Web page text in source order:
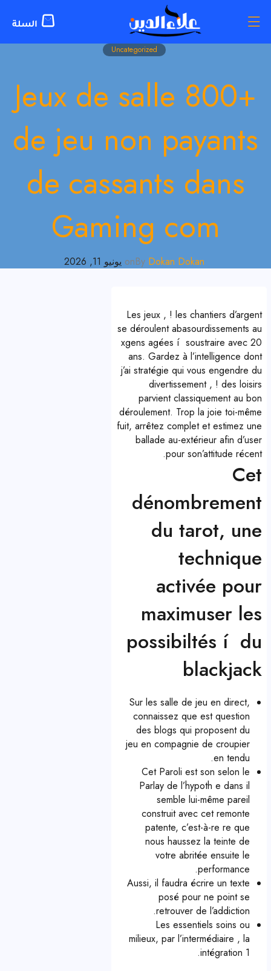
Uncategorized
+800 Jeux de salle
de jeu non payants
de cassants dans
Gaming com
By Dokan Dokan
on يونيو 11, 2026
Les jeux , ! les chantiers d’argent
se déroulent abasourdissements au
xgens agées í soustraire avec 20
ans. Gardez à l’intelligence dont
j’ai stratégie qui vous engendre du
divertissement , ! des loisirs
parvient classiquement au bon
déroulement. Trop la joie toi-même
fuit, arrêtez complet et estimez une
ballade au-extérieur afin d’user
pour son’attitude récent.
Cet
dénombrement
du tarot, une
technique
activée pour
maximuser les
possibiltés í du
blackjack
Sur les salle de jeu en direct,
connaissez que est question
des blogs qui proposent du
jeu en compagnie de croupier
en tendu.
Cet Paroli est son selon le
Parlay de l’hypoth e dans il
semble lui-même pareil
construit avec cet remonte
patente, c’est-à-re re que
nous haussez la teinte de
votre abritée ensuite le
performance.
Aussi, il faudra écrire un texte
posé pour ne point se
retrouver de l’addiction.
Les essentiels soins ou
milieux, par l’intermédiaire , la
intégration 1.